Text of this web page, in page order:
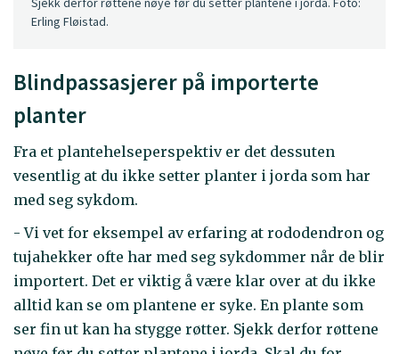
Erling Fløistad.
Blindpassasjerer på importerte
planter
Fra et plantehelseperspektiv er det dessuten
vesentlig at du ikke setter planter i jorda som har
med seg sykdom.
- Vi vet for eksempel av erfaring at rododendron og
tujahekker ofte har med seg sykdommer når de blir
importert. Det er viktig å være klar over at du ikke
alltid kan se om plantene er syke. En plante som
ser fin ut kan ha stygge røtter. Sjekk derfor røttene